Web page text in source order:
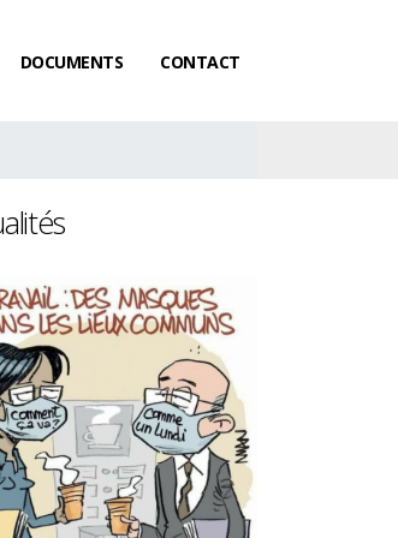
DOCUMENTS CONTACT
femmes gagnent toujours